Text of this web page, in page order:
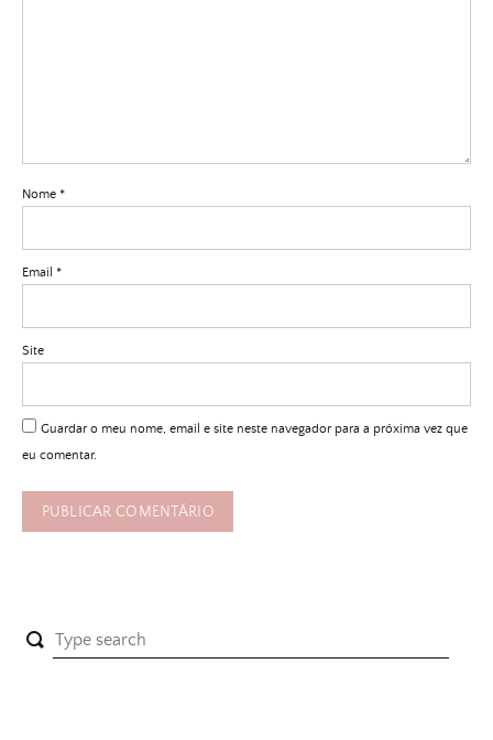
Nome *
Email *
Site
Guardar o meu nome, email e site neste navegador para a próxima vez que
eu comentar.